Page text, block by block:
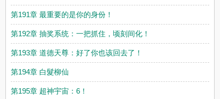
第191章 最重要的是你的身份！
第192章 抽奖系统：一把抓住，顷刻间化！
第193章 道德天尊：好了你也该回去了！
第194章 白髮柳仙
第195章 超神宇宙：6！